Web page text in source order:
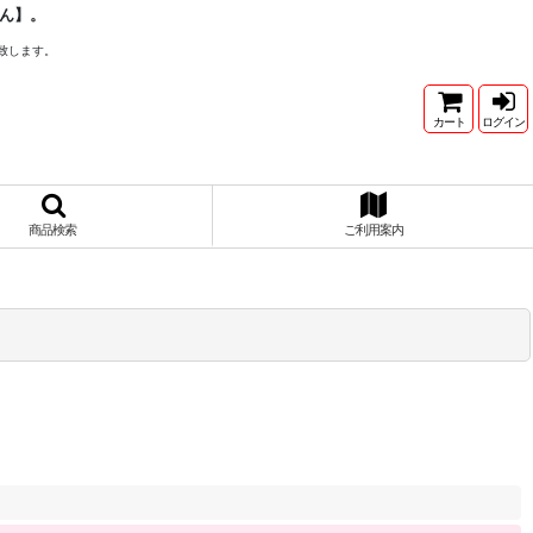
】。
ます。
カート ログイン
商品検索 ご利用案内